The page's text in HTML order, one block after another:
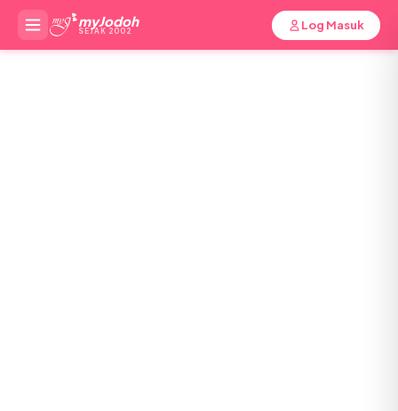
myJodoh
SEJAK 2002 Log Masuk